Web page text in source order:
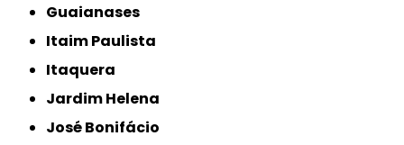
Guaianases
Itaim Paulista
Itaquera
Jardim Helena
José Bonifácio